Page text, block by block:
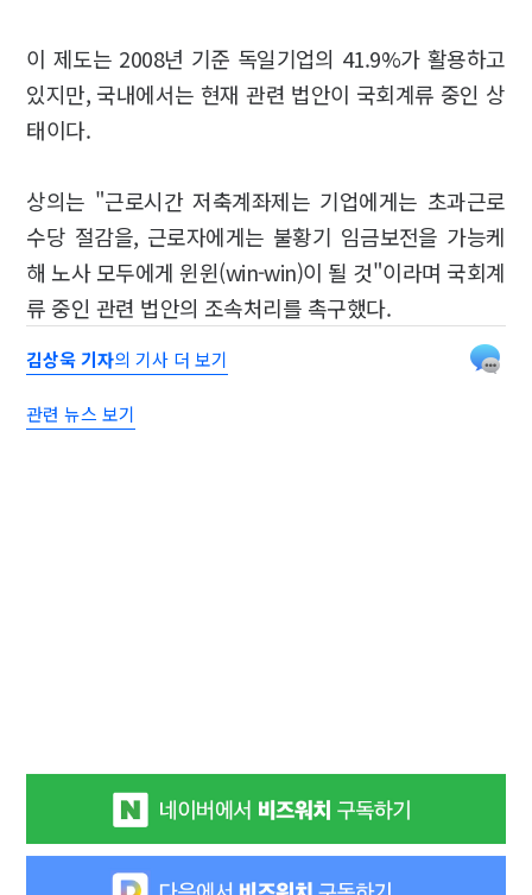
이 제도는 2008년 기준 독일기업의 41.9%가 활용하고
있지만, 국내에서는 현재 관련 법안이 국회계류 중인 상
태이다.
상의는 "근로시간 저축계좌제는 기업에게는 초과근로
수당 절감을, 근로자에게는 불황기 임금보전을 가능케
해 노사 모두에게 윈윈(win-win)이 될 것"이라며 국회계
류 중인 관련 법안의 조속처리를 촉구했다.
김상욱 기자의 기사 더 보기
관련 뉴스 보기